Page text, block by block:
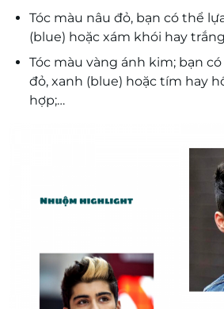
Tóc màu nâu đỏ, bạn có thể
(blue) hoặc xám khói hay
Tóc màu vàng ánh kim; bạn
đỏ, xanh (blue) hoặc tím hay
hợp;…